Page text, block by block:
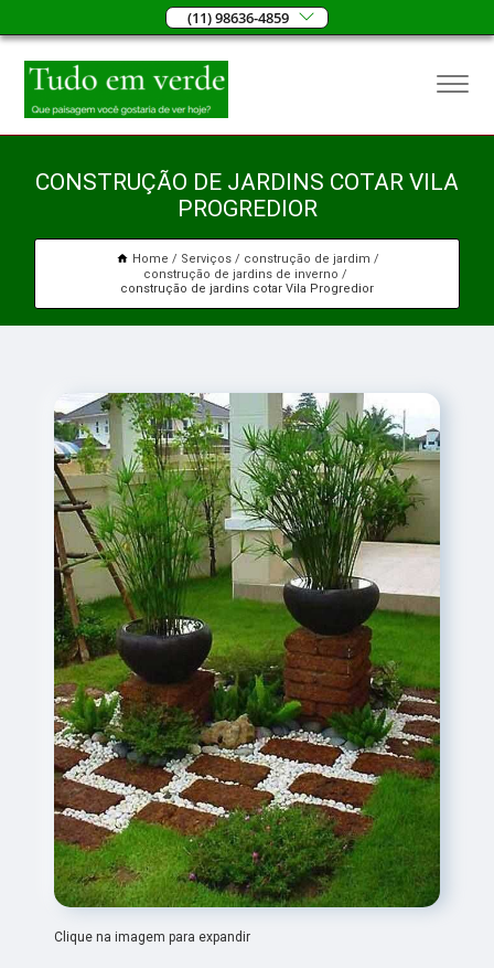
(11) 98636-4859
CONSTRUÇÃO DE JARDINS COTAR VILA
PROGREDIOR
Home Serviços
construção de jardim
construção de jardins de inverno
construção de jardins cotar Vila Progredior
Clique na imagem para expandir